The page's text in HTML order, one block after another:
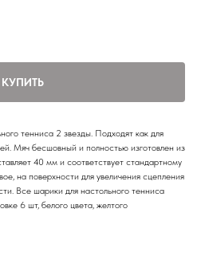
КУПИТЬ
тенниса 2 звезды. Подходят как для
Мяч бесшовный и полностью изготовлен из
40 мм и соответствует стандартному
на поверхности для увеличения сцепления
Все шарики для настольного тенниса
6 шт, белого цвета, желтого